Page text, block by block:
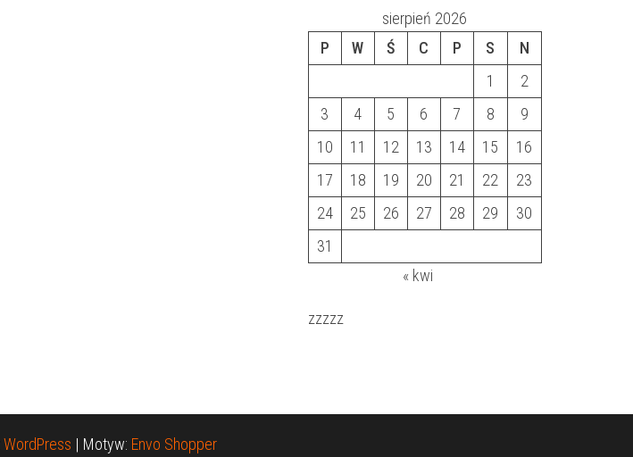
sierpień 2026
P
W Ś C P S
N
1
2
3
4 5 6 7 8
9
10
11 12 13 14 15
16
17
18 19 20 21 22
23
24
25 26 27 28 29
30
31
« kwi
zzzzz
WordPress | Motyw: Envo Shopper